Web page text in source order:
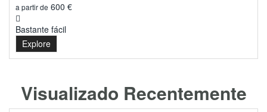
a partir de 600 €
Bastante fácil
Explore
Visualizado Recentemente